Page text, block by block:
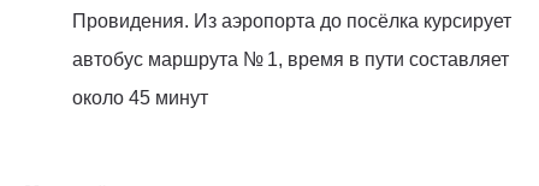
Провидения. Из аэропорта до посёлка курсирует
автобус маршрута № 1, время в пути составляет
около 45 минут